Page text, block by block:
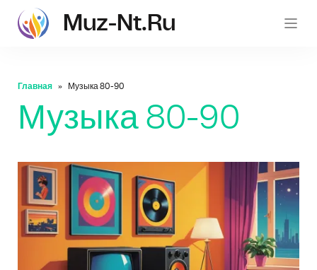
muz-
Muz-Nt.ru
Главная Музыка 80-90
Музыка 80-90